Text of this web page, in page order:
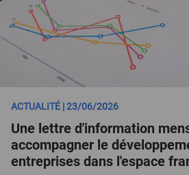
ACTUALITÉ | 23/06/2026
Une lettre d'information
accompagner le
entreprises dans l'espace